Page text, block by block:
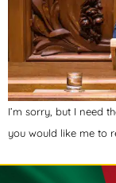
I’m sorry, but I need
you would like me to